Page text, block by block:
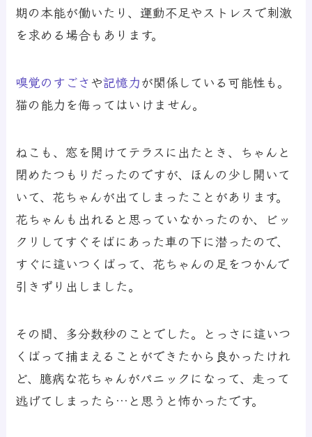
期の本能が働いたり、運動不足やストレスで刺激
を求める場合もあります。
嗅覚のすごさや記憶力が関係している可能性も。
猫の能力を侮ってはいけません。
ねこも、窓を開けてテラスに出たとき、ちゃんと
閉めたつもりだったのですが、ほんの少し開いて
いて、花ちゃんが出てしまったことがあります。
花ちゃんも出れると思っていなかったのか、ビッ
クリしてすぐそばにあった車の下に潜ったので、
すぐに這いつくばって、花ちゃんの足をつかんで
引きずり出しました。
その間、多分数秒のことでした。とっさに這いつ
くばって捕まえることができたから良かったけれ
ど、臆病な花ちゃんがパニックになって、走って
逃げてしまったら…と思うと怖かったです。